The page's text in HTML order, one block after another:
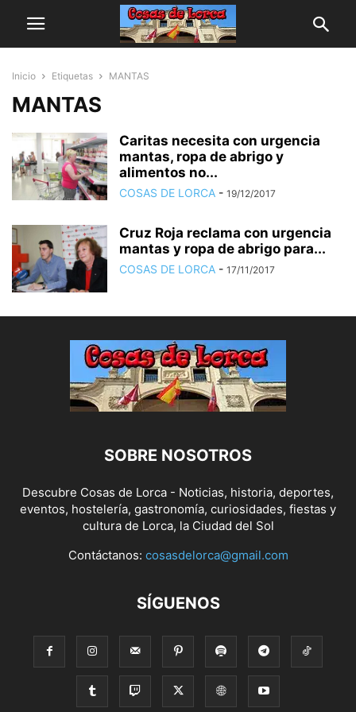
Inicio Etiquetas MANTAS
MANTAS
Caritas necesita con urgencia
mantas, ropa de abrigo y
alimentos no...
COSAS DE LORCA - 19/12/2017
Cruz Roja reclama con urgencia
mantas y ropa de abrigo para...
COSAS DE LORCA - 17/11/2017
SOBRE NOSOTROS
Descubre Cosas de Lorca - Noticias, historia, deportes,
eventos, hostelería, gastronomía, curiosidades, fiestas y
cultura de Lorca, la Ciudad del Sol
Contáctanos: cosasdelorca@gmail.com
SÍGUENOS